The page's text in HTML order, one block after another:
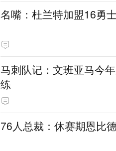
名嘴：杜兰特加盟16勇
马刺队记：文班亚马今
练
76人总裁：休赛期恩比